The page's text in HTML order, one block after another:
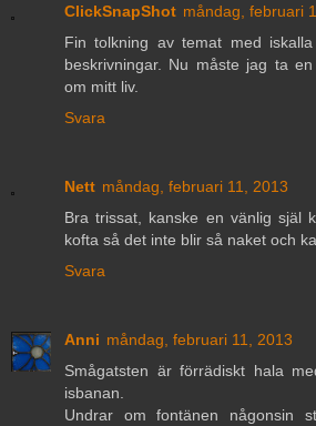
ClickSnapShot måndag, februari
Fin tolkning av temat med
beskrivningar. Nu måste jag ta
om mitt liv.
Svara
Nett måndag, februari 11, 2013
Bra trissat, kanske en vänlig själ
kofta så det inte blir så naket och
Svara
Anni måndag, februari 11, 2013
Smågatsten är förrädiskt hala
isbanan.
Undrar om fontänen någonsin